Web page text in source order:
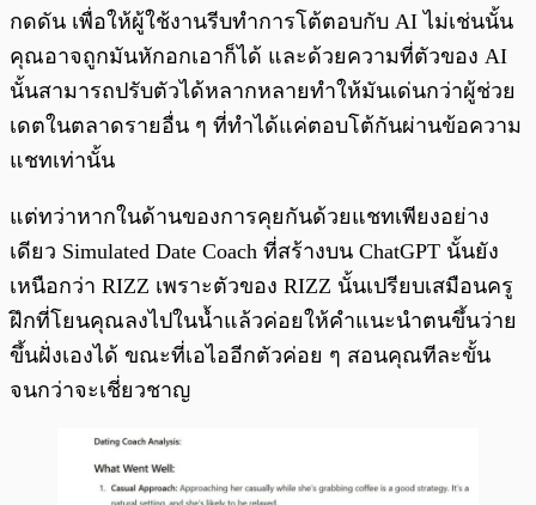
กดดัน เพื่อให้ผู้ใช้งานรีบทำการโต้ตอบกับ AI ไม่เช่นนั้น
คุณอาจถูกมันหักอกเอาก็ได้ และด้วยความที่ตัวของ AI
นั้นสามารถปรับตัวได้หลากหลายทำให้มันเด่นกว่าผู้ช่วย
เดตในตลาดรายอื่น ๆ ที่ทำได้แค่ตอบโต้กันผ่านข้อความ
แชทเท่านั้น
แต่ทว่าหากในด้านของการคุยกันด้วยแชทเพียงอย่าง
เดียว Simulated Date Coach ที่สร้างบน ChatGPT นั้นยัง
เหนือกว่า RIZZ เพราะตัวของ RIZZ นั้นเปรียบเสมือนครู
ฝึกที่โยนคุณลงไปในน้ำแล้วค่อยให้คำแนะนำตนขึ้นว่าย
ขึ้นฝั่งเองได้ ขณะที่เอไออีกตัวค่อย ๆ สอนคุณทีละขั้น
จนกว่าจะเชี่ยวชาญ